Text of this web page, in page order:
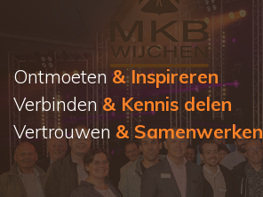
Ontmoeten & Inspireren
Verbinden & Kennis delen
Vertrouwen & Samenwerken